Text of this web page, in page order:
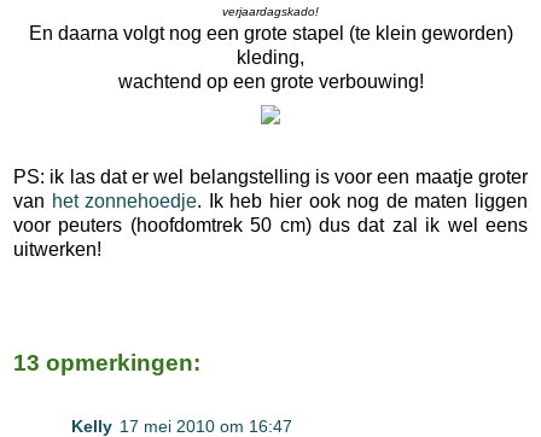
verjaardagskado!
En daarna volgt nog een grote stapel (te klein geworden)
kleding,
wachtend op een grote verbouwing!
PS: ik las dat er wel belangstelling is voor een maatje groter
van het zonnehoedje. Ik heb hier ook nog de maten liggen
voor peuters (hoofdomtrek 50 cm) dus dat zal ik wel eens
uitwerken!
13 opmerkingen:
Kelly 17 mei 2010 om 16:47